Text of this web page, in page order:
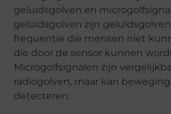
geluidsgolven en
geluidsgolven zijn
frequentie die mensen niet
die door de sensor kunnen
Microgolfsignalen zijn
radiogolven, maar kan
detecteren.